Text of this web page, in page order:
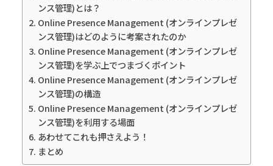
ンス管理)とは？
Online Presence Management (オンラインプレゼ
ンス管理)はどのように考案されたのか
Online Presence Management (オンラインプレゼ
ンス管理)を学ぶ上でつまづくポイント
Online Presence Management (オンラインプレゼ
ンス管理)の構造
Online Presence Management (オンラインプレゼ
ンス管理)を利用する場面
あわせてこれも押さえよう！
まとめ